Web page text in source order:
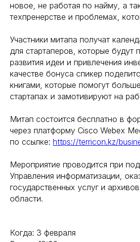
новое, не работая по найму, а
техпренерстве и проблемах,
Участники митапа получат
для стартаперов, которые будут
развития идеи и привлечения
качестве бонуса спикер
книгами, которые помогут
стартапах и замотивируют на
Митап состоится бесплатно в
через платформу Cisco Webex
по ссылке: https://terricon.kz/
Мероприятие проводится при
Управления информатизации,
государственных услуг и
области.
Когда: 3 февраля